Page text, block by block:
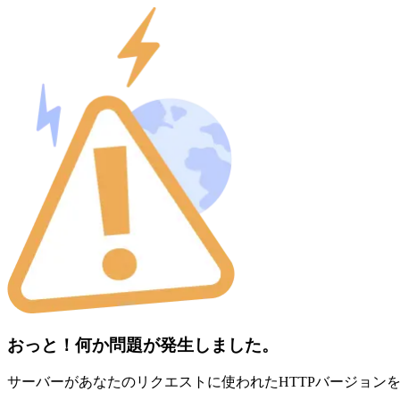
おっと！何か問題が発生しました。
サーバーがあなたのリクエストに使われたHTTPバージョン